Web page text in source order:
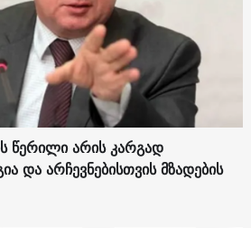
წერილი არის კარგად
და არჩევნებისთვის მზადების